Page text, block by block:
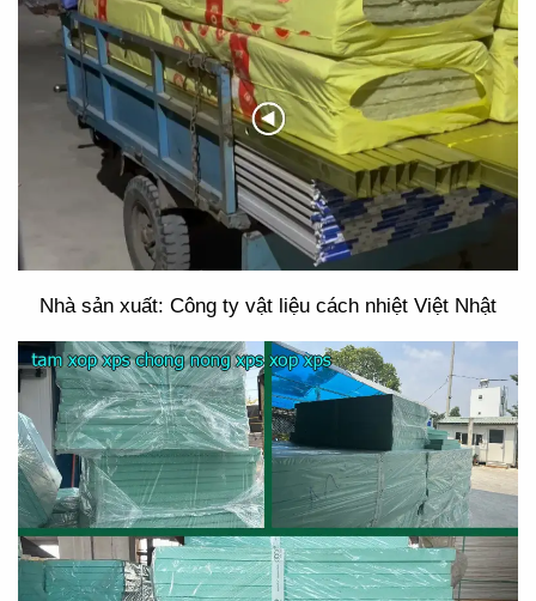
Nhà sản xuất: Công ty vật liệu cách nhiệt Việt Nhật